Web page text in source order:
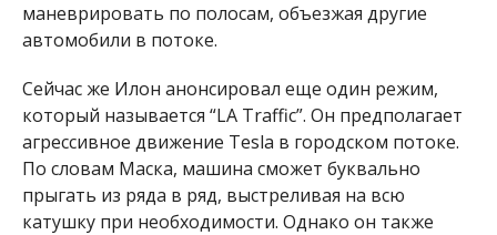
маневрировать по полосам, объезжая другие
автомобили в потоке.
Сейчас же Илон анонсировал еще один режим,
который называется “LA Traffic”. Он предполагает
агрессивное движение Tesla в городском потоке.
По словам Маска, машина сможет буквально
прыгать из ряда в ряд, выстреливая на всю
катушку при необходимости. Однако он также